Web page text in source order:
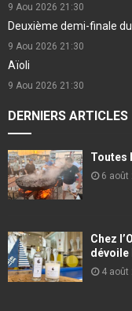
9 Aou 2026 21:30
Deuxième demi-finale
9 Aou 2026 21:30
Aïoli
9 Aou 2026 21:30
DERNIERS ARTICLES
Toutes
6 août
Chez
dévoile
4 août